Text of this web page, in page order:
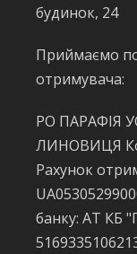
будинок, 24
Приймаємо
отримувача:
РО ПАРАФІЯ
ЛИНОВИЦЯ
Рахунок
банку: АТ КБ